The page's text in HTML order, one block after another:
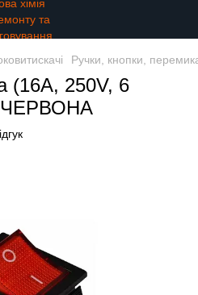
Ручки, кнопки,
(16А, 250V, 6
ЧЕРВОНА